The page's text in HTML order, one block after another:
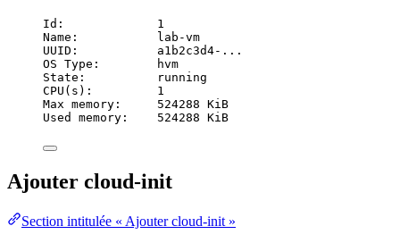
Id:             1
Name:           lab-vm
UUID:           a1b2c3d4-...
OS Type:        hvm
State:          running
CPU(s):         1
Max memory:     524288 KiB
Used memory:    524288 KiB
Ajouter cloud-init
Section intitulée « Ajouter cloud-init »